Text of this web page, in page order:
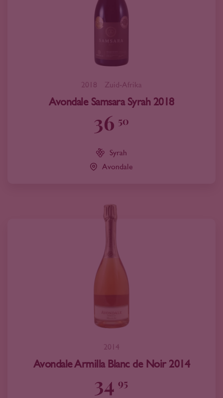
2018 Zuid-Afrika
Avondale Samsara Syrah 2018
36 50
Syrah
Avondale
2014
Avondale Armilla Blanc de Noir 2014
34 95